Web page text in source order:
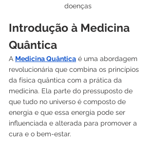
doenças
Introdução à Medicina
Quântica
A Medicina Quântica é uma abordagem
revolucionária que combina os princípios
da física quântica com a prática da
medicina. Ela parte do pressuposto de
que tudo no universo é composto de
energia e que essa energia pode ser
influenciada e alterada para promover a
cura e o bem-estar.